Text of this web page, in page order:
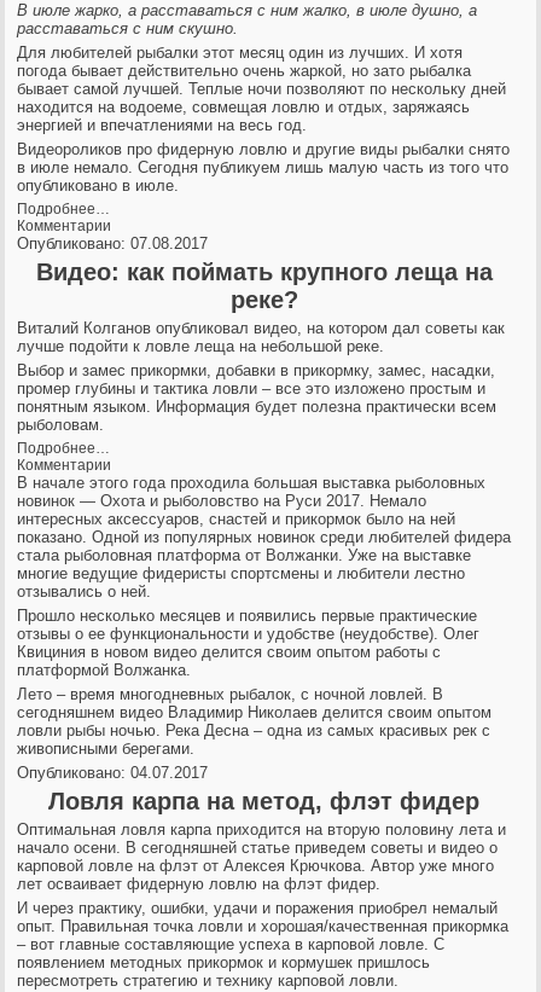
В июле жарко, а расставаться с ним жалко, в июле душно, а
расставаться с ним скушно.
Для любителей рыбалки этот месяц один из лучших. И хотя
погода бывает действительно очень жаркой, но зато рыбалка
бывает самой лучшей. Теплые ночи позволяют по нескольку дней
находится на водоеме, совмещая ловлю и отдых, заряжаясь
энергией и впечатлениями на весь год.
Видеороликов про фидерную ловлю и другие виды рыбалки снято
в июле немало. Сегодня публикуем лишь малую часть из того что
опубликовано в июле.
Подробнее…
Комментарии
Опубликовано: 07.08.2017
Видео: как поймать крупного леща на
реке?
Виталий Колганов опубликовал видео, на котором дал советы как
лучше подойти к ловле леща на небольшой реке.
Выбор и замес прикормки, добавки в прикормку, замес, насадки,
промер глубины и тактика ловли – все это изложено простым и
понятным языком. Информация будет полезна практически всем
рыболовам.
Подробнее…
Комментарии
В начале этого года проходила большая выставка рыболовных
новинок — Охота и рыболовство на Руси 2017. Немало
интересных аксессуаров, снастей и прикормок было на ней
показано. Одной из популярных новинок среди любителей фидера
стала рыболовная платформа от Волжанки. Уже на выставке
многие ведущие фидеристы спортсмены и любители лестно
отзывались о ней.
Прошло несколько месяцев и появились первые практические
отзывы о ее функциональности и удобстве (неудобстве). Олег
Квициния в новом видео делится своим опытом работы с
платформой Волжанка.
Лето – время многодневных рыбалок, с ночной ловлей. В
сегодняшнем видео Владимир Николаев делится своим опытом
ловли рыбы ночью. Река Десна – одна из самых красивых рек с
живописными берегами.
Опубликовано: 04.07.2017
Ловля карпа на метод, флэт фидер
Оптимальная ловля карпа приходится на вторую половину лета и
начало осени. В сегодняшней статье приведем советы и видео о
карповой ловле на флэт от Алексея Крючкова. Автор уже много
лет осваивает фидерную ловлю на флэт фидер.
И через практику, ошибки, удачи и поражения приобрел немалый
опыт. Правильная точка ловли и хорошая/качественная прикормка
– вот главные составляющие успеха в карповой ловле. С
появлением методных прикормок и кормушек пришлось
пересмотреть стратегию и технику карповой ловли.